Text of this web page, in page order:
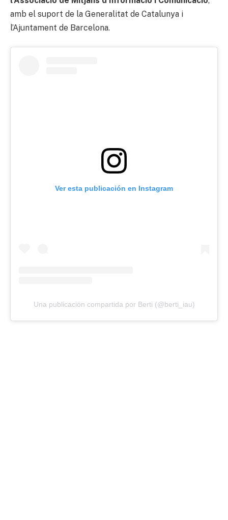
amb el suport de la Generalitat de Catalunya i
l’Ajuntament de Barcelona.
Ver esta publicación en Instagram
Una publicación compartida por Berti (@berti_iau)